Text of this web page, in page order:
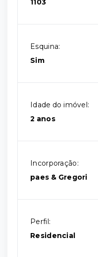
1103
Esquina:
Sim
Idade do imóvel:
2 anos
Incorporação:
paes & Gregori
Perfil:
Residencial